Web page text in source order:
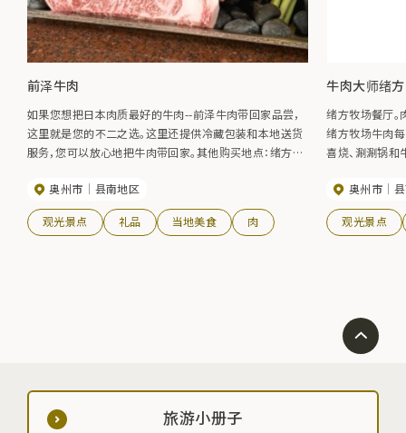
前泽牛肉
如果您想把日本肉质最好的牛肉--前泽牛肉带回家品尝，
这里就是您的不二之选。这里还提供冷藏包装和本地送货
服务，您可以放心地把牛肉带回家。其他购买地点：绪方
奥州市
县南地区
观光景点 礼品 当地美食 肉
牛肉大师绪
绪方牧场餐厅
绪方牧场牛肉
喜烧、涮涮锅和
奥州市
观光景点
旅游小册子